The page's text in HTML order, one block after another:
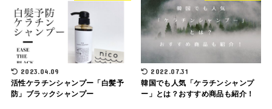
2023.04.09
活性ケラチンシャンプー「白髪予
防」ブラックシャンプー
2022.07.31
韓国でも人気「ケラチンシャンプ
ー」とは？おすすめ商品も紹介！